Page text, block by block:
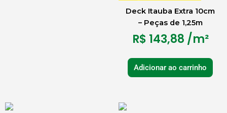
Deck Itauba Extra 10cm
– Peças de 1,25m
R$ 143,88 /m²
Adicionar ao carrinho